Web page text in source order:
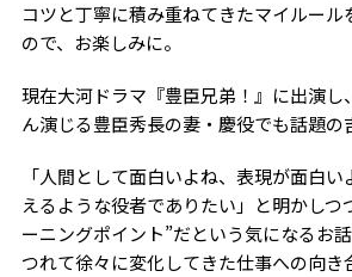
コツと丁寧に積み重ねてきたマイルール
ので、お楽しみに。
現在大河ドラマ『豊臣兄弟！』に出演し
ん演じる豊臣秀長の妻・慶役でも話題の
「人間として面白いよね、表現が面白い
えるような役者でありたい」と明かしつ
ーニングポイント”だという気になるお
つれて徐々に変化してきた仕事への向き